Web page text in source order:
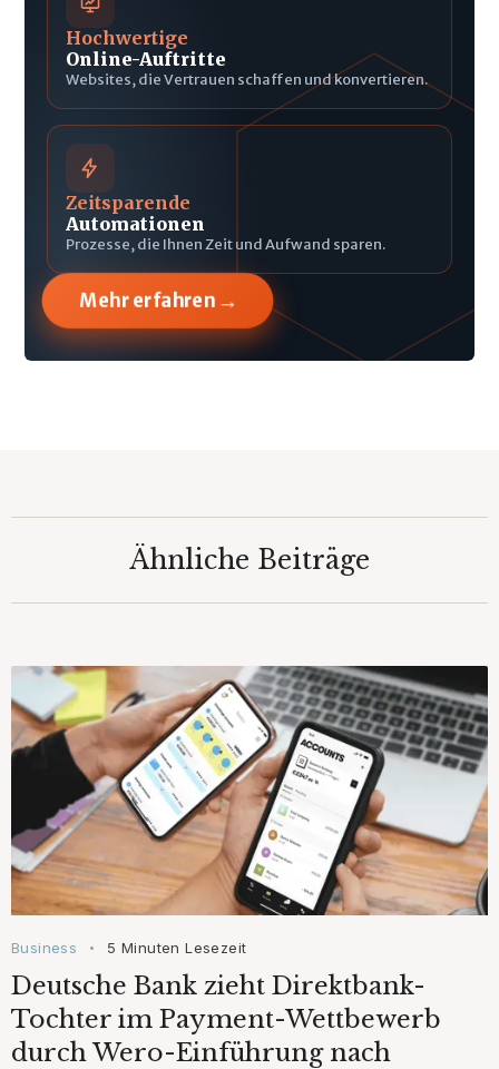
Hochwertige
Online-Auftritte
Websites, die Vertrauen schaffen und konvertieren.
Zeitsparende
Automationen
Prozesse, die Ihnen Zeit und Aufwand sparen.
Mehr erfahren →
Ähnliche Beiträge
Business • 5 Minuten Lesezeit
Deutsche Bank zieht Direktbank-
Tochter im Payment-Wettbewerb
durch Wero-Einführung nach